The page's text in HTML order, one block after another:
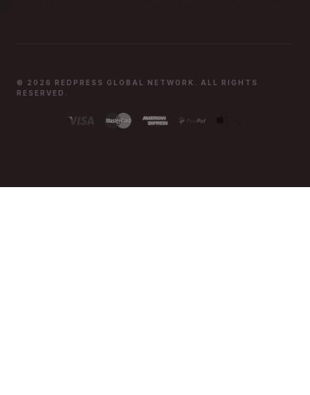
© 2026 REDPRESS GLOBAL NETWORK. ALL RIGHTS
RESERVED.